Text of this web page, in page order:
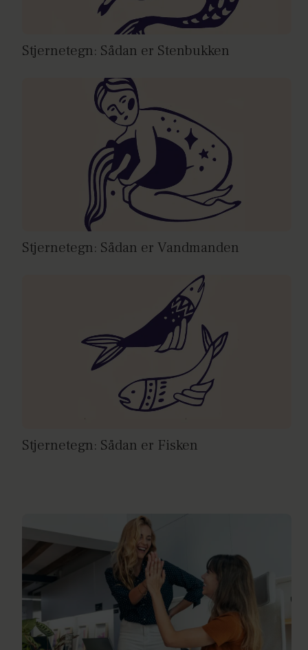
Stjernetegn: Sådan er Stenbukken
Stjernetegn: Sådan er Vandmanden
Stjernetegn: Sådan er Fisken